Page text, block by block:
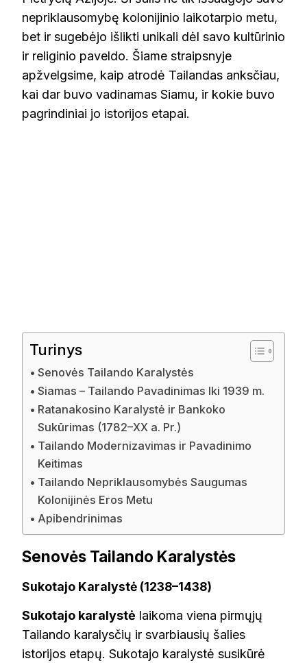
nepriklausomybę kolonijinio laikotarpio metu,
bet ir sugebėjo išlikti unikali dėl savo kultūrinio
ir religinio paveldo. Šiame straipsnyje
apžvelgsime, kaip atrodė Tailandas anksčiau,
kai dar buvo vadinamas Siamu, ir kokie buvo
pagrindiniai jo istorijos etapai.
Turinys
Senovės Tailando Karalystės
Siamas – Tailando Pavadinimas Iki 1939 m.
Ratanakosino Karalystė ir Bankoko
Sukūrimas (1782–XX a. Pr.)
Tailando Modernizavimas ir Pavadinimo
Keitimas
Tailando Nepriklausomybės Saugumas
Kolonijinės Eros Metu
Apibendrinimas
Senovės Tailando Karalystės
Sukotajo Karalystė (1238–1438)
Sukotajo karalystė laikoma viena pirmųjų
Tailando karalysčių ir svarbiausių šalies
istorijos etapų. Sukotajo karalystė susikūrė